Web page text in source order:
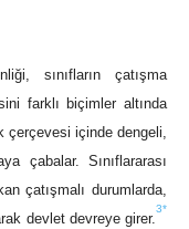
sınıfların çatışma
farklı biçimler altında
çerçevesi içinde dengeli,
çabalar. Sınıflararası
çatışmalı durumlarda,
devlet devreye girer.
3*